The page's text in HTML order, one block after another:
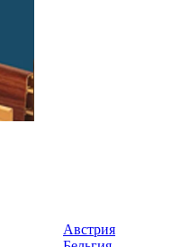
Австрия